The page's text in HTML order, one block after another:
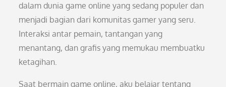
dalam dunia game online yang sedang populer dan
menjadi bagian dari komunitas gamer yang seru.
Interaksi antar pemain, tantangan yang
menantang, dan grafis yang memukau membuatku
ketagihan.
Saat bermain game online, aku belajar tentang